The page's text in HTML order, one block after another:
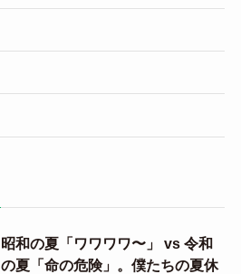
昭和の夏「ワワワワ〜」 vs 令和
の夏「命の危険」。僕たちの夏休